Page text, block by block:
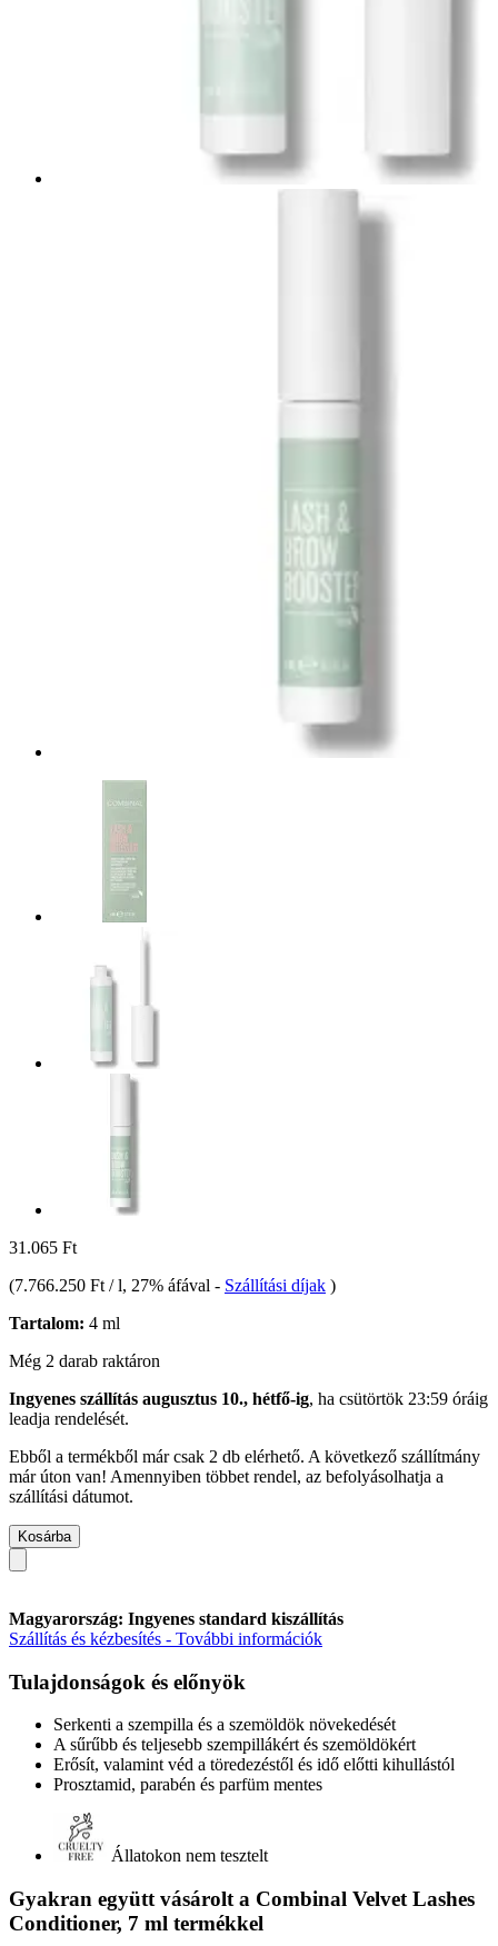
31.065 Ft
(7.766.250 Ft / l, 27% áfával - Szállítási díjak )
Tartalom: 4 ml
Még 2 darab raktáron
Ingyenes szállítás augusztus 10., hétfő-ig, ha csütörtök 23:59 óráig
leadja rendelését.
Ebből a termékből már csak 2 db elérhető. A következő szállítmány
már úton van! Amennyiben többet rendel, az befolyásolhatja a
szállítási dátumot.
Kosárba
Magyarország: Ingyenes standard kiszállítás
Szállítás és kézbesítés - További információk
Tulajdonságok és előnyök
Serkenti a szempilla és a szemöldök növekedését
A sűrűbb és teljesebb szempillákért és szemöldökért
Erősít, valamint véd a töredezéstől és idő előtti kihullástól
Prosztamid, parabén és parfüm mentes
Állatokon nem tesztelt
Gyakran együtt vásárolt a Combinal Velvet Lashes
Conditioner, 7 ml termékkel